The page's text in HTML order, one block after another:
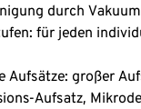
durch
für jeden
Aufsätze: großer
Aufsatz,